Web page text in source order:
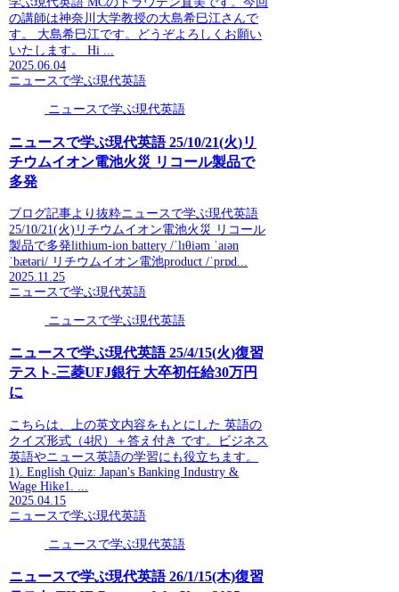
の講師は神奈川大学教授の大島希巳江さんで
す。 大島希巳江です。どうぞよろしくお願い
いたします。 Hi ...
2025.06.04
ニュースで学ぶ現代英語
ニュースで学ぶ現代英語
ニュースで学ぶ現代英語 25/10/21(火)リ
チウムイオン電池火災 リコール製品で
多発
ブログ記事より抜粋ニュースで学ぶ現代英語
25/10/21(火)リチウムイオン電池火災 リコール
製品で多発lithium-ion battery /ˈlɪθiəm ˈaɪən
ˈbætəri/ リチウムイオン電池product /ˈprɒd...
2025.11.25
ニュースで学ぶ現代英語
ニュースで学ぶ現代英語
ニュースで学ぶ現代英語 25/4/15(火)復習
テスト-三菱UFJ銀行 大卒初任給30万円
に
こちらは、上の英文内容をもとにした 英語の
クイズ形式（4択）＋答え付き です。ビジネス
英語やニュース英語の学習にも役立ちます。
1). English Quiz: Japan's Banking Industry &
Wage Hike1. ...
2025.04.15
ニュースで学ぶ現代英語
ニュースで学ぶ現代英語
ニュースで学ぶ現代英語 26/1/15(木)復習